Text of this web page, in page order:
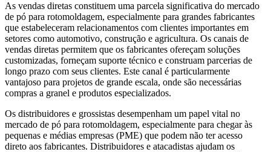
As vendas diretas constituem uma parcela significativa do mercado
de pó para rotomoldagem, especialmente para grandes fabricantes
que estabeleceram relacionamentos com clientes importantes em
setores como automotivo, construção e agricultura. Os canais de
vendas diretas permitem que os fabricantes ofereçam soluções
customizadas, forneçam suporte técnico e construam parcerias de
longo prazo com seus clientes. Este canal é particularmente
vantajoso para projetos de grande escala, onde são necessárias
compras a granel e produtos especializados.
Os distribuidores e grossistas desempenham um papel vital no
mercado de pó para rotomoldagem, especialmente para chegar às
pequenas e médias empresas (PME) que podem não ter acesso
direto aos fabricantes. Distribuidores e atacadistas ajudam os